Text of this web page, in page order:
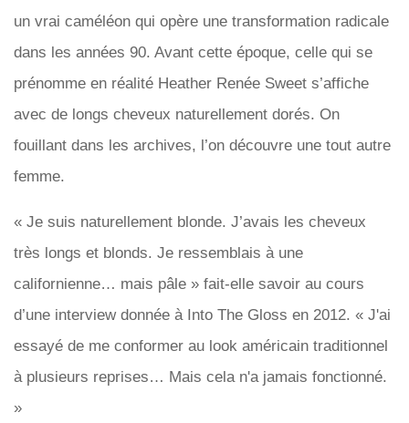
un vrai caméléon qui opère une transformation radicale
dans les années 90. Avant cette époque, celle qui se
prénomme en réalité Heather Renée Sweet s’affiche
avec de longs cheveux naturellement dorés. On
fouillant dans les archives, l’on découvre une tout autre
femme.
« Je suis naturellement blonde. J’avais les cheveux
très longs et blonds. Je ressemblais à une
californienne… mais pâle » fait-elle savoir au cours
d’une interview donnée à Into The Gloss en 2012. « J'ai
essayé de me conformer au look américain traditionnel
à plusieurs reprises… Mais cela n'a jamais fonctionné.
»